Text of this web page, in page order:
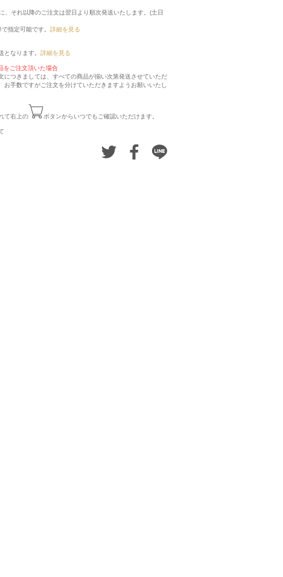
、それ以降のご注文は翌日より順次発送いたします。(土日
指定可能です。 詳細を見る
となります。 詳細を見る
をご注文頂いた場合
につきましては、すべての商品が揃い次第発送させていただ
お手数ですがご注文を分けていただきますようお願いいたし
て右上の ボタンからいつでもご確認いただけます。